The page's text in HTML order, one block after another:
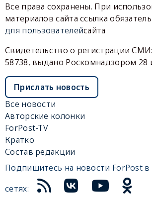
Все права сохранены. При
материалов сайта ссылка
для пользователейсайта
Свидетельство о регистрации
58738, выдано Роскомнадзором 28
Прислать новость
Все новости
Авторские колонки
ForPost-TV
Кратко
Состав редакции
Подпишитесь на новости ForPost
сетях: